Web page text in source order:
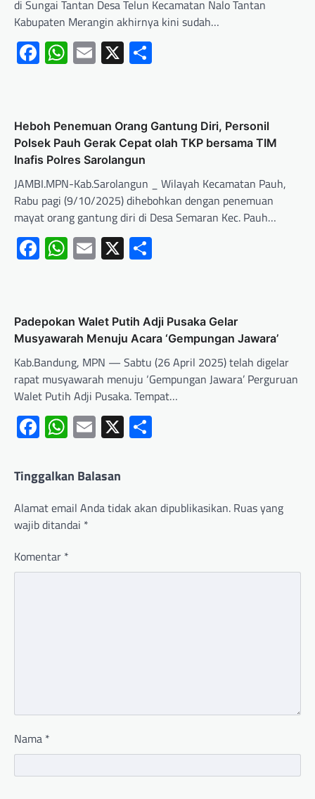
di Sungai Tantan Desa Telun Kecamatan Nalo Tantan
Kabupaten Merangin akhirnya kini sudah…
Facebook
WhatsApp
Email
X
Heboh Penemuan Orang Gantung Diri, Personil
Polsek Pauh Gerak Cepat olah TKP bersama TIM
Inafis Polres Sarolangun
JAMBI.MPN-Kab.Sarolangun _ Wilayah Kecamatan Pauh,
Rabu pagi (9/10/2025) dihebohkan dengan penemuan
mayat orang gantung diri di Desa Semaran Kec. Pauh…
Facebook
WhatsApp
Email
X
Padepokan Walet Putih Adji Pusaka Gelar
Musyawarah Menuju Acara ‘Gempungan Jawara’
Kab.Bandung, MPN — Sabtu (26 April 2025) telah digelar
rapat musyawarah menuju ‘Gempungan Jawara’ Perguruan
Walet Putih Adji Pusaka. Tempat…
Facebook
WhatsApp
Email
X
Tinggalkan Balasan
Alamat email Anda tidak akan dipublikasikan. Ruas yang
wajib ditandai *
Komentar *
Nama *